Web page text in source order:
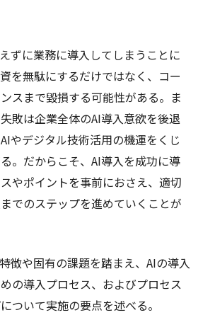
ずに業務に導入してしまうことに
を無駄にするだけではなく、コー
スまで毀損する可能性がある。ま
敗は企業全体のAI導入意欲を後退
やデジタル技術活用の機運をくじ
。だからこそ、AI導入を成功に導
やポイントを事前におさえ、適切
でのステップを進めていくことが
徴や固有の課題を踏まえ、AIの導入
の導入プロセス、およびプロセス
ついて実施の要点を述べる。